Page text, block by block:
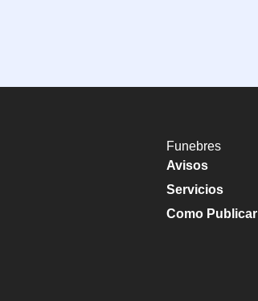
Funebres
Avisos
Servicios
Como Publicar